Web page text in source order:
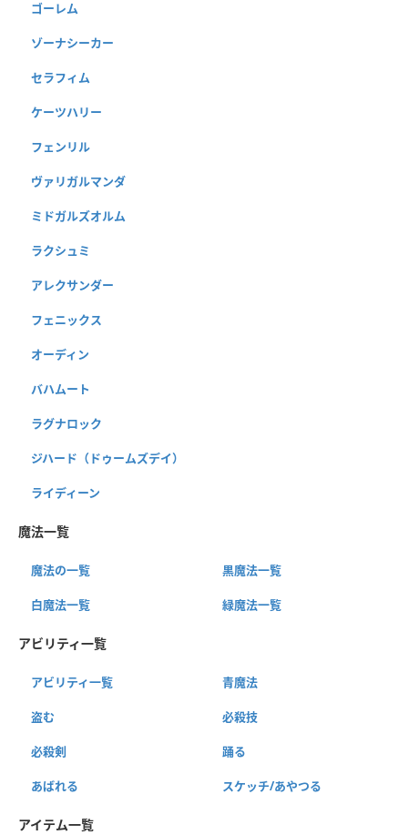
ゴーレム
ゾーナシーカー
セラフィム
ケーツハリー
フェンリル
ヴァリガルマンダ
ミドガルズオルム
ラクシュミ
アレクサンダー
フェニックス
オーディン
バハムート
ラグナロック
ジハード（ドゥームズデイ）
ライディーン
魔法一覧
魔法の一覧 黒魔法一覧
白魔法一覧 緑魔法一覧
アビリティ一覧
アビリティ一覧 青魔法
盗む 必殺技
必殺剣 踊る
あばれる スケッチ/あやつる
アイテム一覧